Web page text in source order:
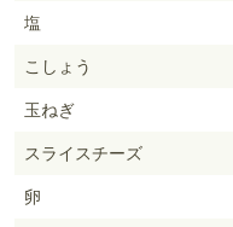
塩
こしょう
玉ねぎ
スライスチーズ
卵